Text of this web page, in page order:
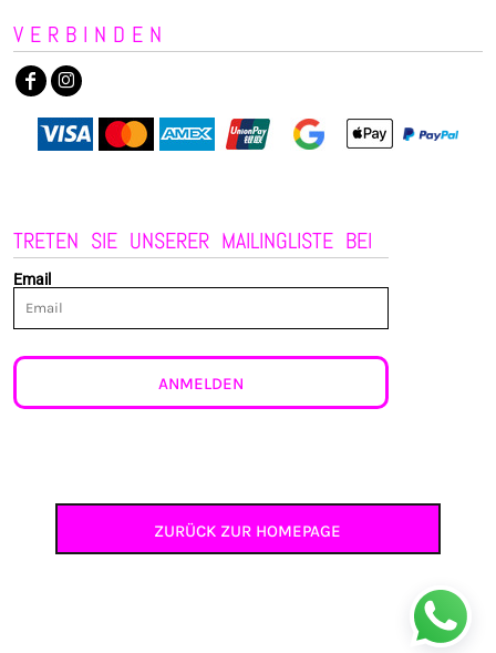
VERBINDEN
TRETEN SIE UNSERER MAILINGLISTE BEI
Email
ANMELDEN
ZURÜCK ZUR HOMEPAGE